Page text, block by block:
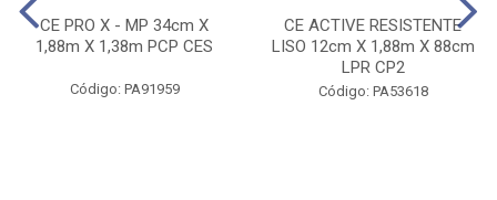
CE PRO X - MP 34cm X
1,88m X 1,38m PCP CES
Código: PA91959
CE ACTIVE RESISTENTE
LISO 12cm X 1,88m X 88cm
LPR CP2
Código: PA53618